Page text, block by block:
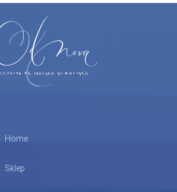
Home
Sklep